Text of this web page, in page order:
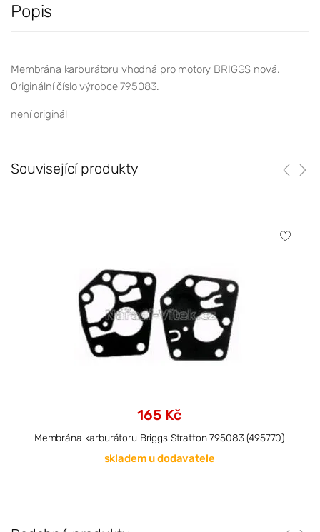
Popis
Membrána karburátoru vhodná pro motory BRIGGS nová.
Originální číslo výrobce 795083.
není originál
Související produkty
165 Kč
Membrána karburátoru Briggs Stratton 795083 (495770)
skladem u dodavatele